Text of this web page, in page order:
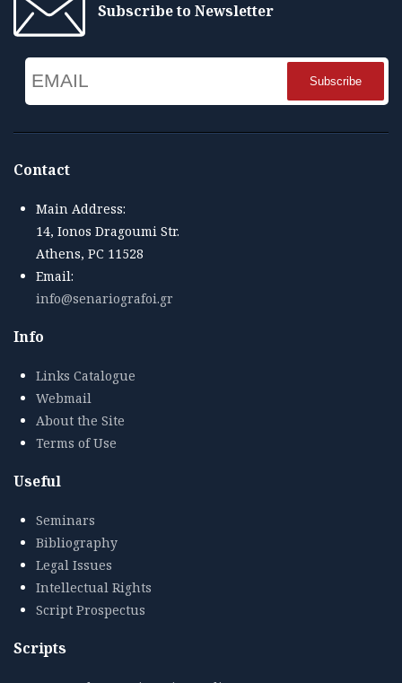
Subscribe to Newsletter
Name
Contact
Main Address:
14, Ionos Dragoumi Str.
Athens, PC 11528
Email:
info@senariografoi.gr
Info
Links Catalogue
Webmail
About the Site
Terms of Use
Useful
Seminars
Bibliography
Legal Issues
Intellectual Rights
Script Prospectus
Scripts